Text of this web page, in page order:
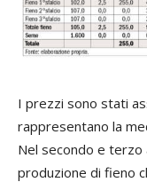
I prezzi sono stati
rappresentano la
Nel secondo e terzo
produzione di fieno